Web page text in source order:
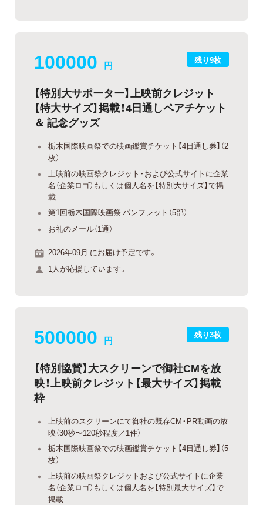
残り9枚
100000 円
【特別大サポーター】上映前クレジット
【特大サイズ】掲載！4日通しペアチケット
＆ 記念グッズ
栃木国際映画祭での映画鑑賞チケット【4日通し券】（2
枚）
上映前の映画祭クレジット・および公式サイトに企業
名（企業ロゴ）もしくは個人名を【特別大サイズ】で掲
載
第1回栃木国際映画祭 パンフレット（5部）
お礼のメール（1通）
2026年09月 にお届け予定です。
1人が応援しています。
残り3枚
500000 円
【特別協賛】大スクリーンで御社CMを放
映！上映前クレジット【最大サイズ】掲載
枠
上映前のスクリーンにて御社の既存CM・PR動画の放
映（30秒〜120秒程度／1件）
栃木国際映画祭での映画鑑賞チケット【4日通し券】（5
枚）
上映前の映画祭クレジットおよび公式サイトに企業
名（企業ロゴ）もしくは個人名を【特別最大サイズ】で
掲載